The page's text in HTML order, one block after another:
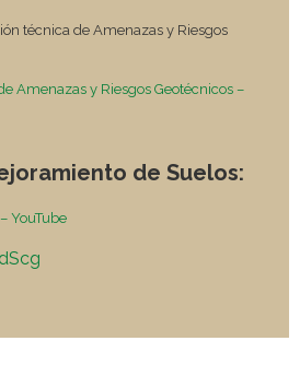
técnica de Amenazas y Riesgos
Amenazas y Riesgos Geotécnicos –
de Suelos:
YouTube